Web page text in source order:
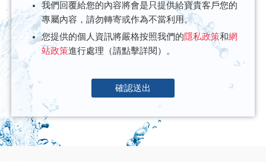
我們回覆給您的內容將會是只提供給寶貴客戶您的
專屬內容，請勿轉寄或作為不當利用。
您提供的個人資訊將嚴格按照我們的隱私政策和網
站政策進行處理（請點擊詳閱）。
確認送出